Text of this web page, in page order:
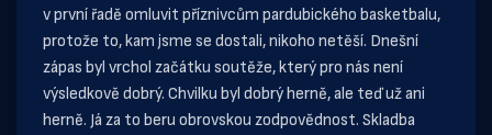
v první řadě omluvit příznivcům pardubického basketbalu,
protože to, kam jsme se dostali, nikoho netěší. Dnešní
zápas byl vrchol začátku soutěže, který pro nás není
výsledkově dobrý. Chvilku byl dobrý herně, ale teď už ani
herně. Já za to beru obrovskou zodpovědnost. Skladba